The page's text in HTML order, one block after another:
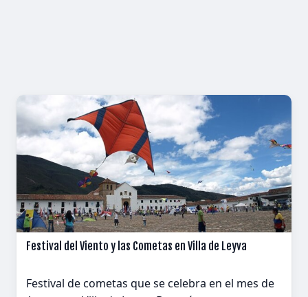
Festival del Viento y las Cometas en Villa de Leyva
Festival de cometas que se celebra en el mes de